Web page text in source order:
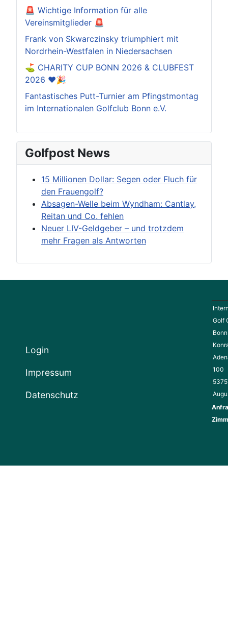
🚨 Wichtige Information für alle
Vereinsmitglieder 🚨
Frank von Skwarczinsky triumphiert mit
Nordrhein-Westfalen in Niedersachsen
⛳️ CHARITY CUP BONN 2026 & CLUBFEST
2026 ❤️🎉
Fantastisches Putt-Turnier am Pfingstmontag
im Internationalen Golfclub Bonn e.V.
Golfpost News
15 Millionen Dollar: Segen oder Fluch für
den Frauengolf?
Absagen-Welle beim Wyndham: Cantlay,
Reitan und Co. fehlen
Neuer LIV-Geldgeber – und trotzdem
mehr Fragen als Antworten
Login
Impressum
Datenschutz
Golf
100